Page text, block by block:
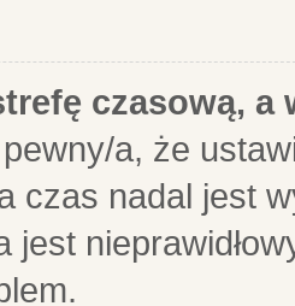
czasową,
a, że
czas nadal jest
jest